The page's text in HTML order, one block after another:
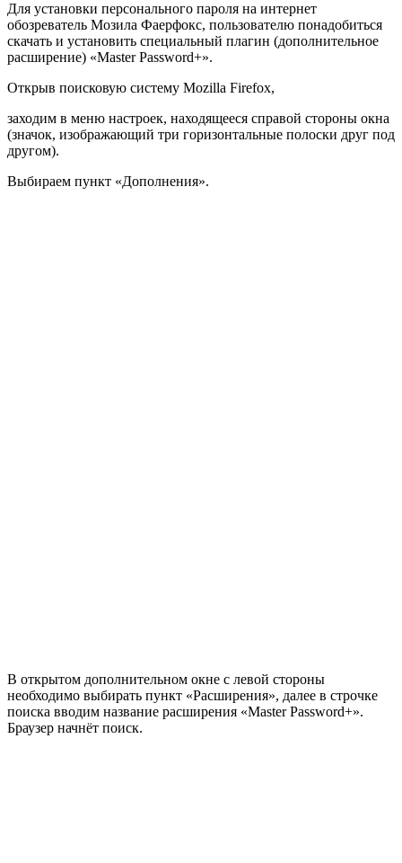
Для установки персонального пароля на интернет
обозреватель Мозила Фаерфокс, пользователю понадобиться
скачать и установить специальный плагин (дополнительное
расширение) «Master Password+».
Открыв поисковую систему Mozilla Firefox,
заходим в меню настроек, находящееся справой стороны окна
(значок, изображающий три горизонтальные полоски друг под
другом).
Выбираем пункт «Дополнения».
В открытом дополнительном окне с левой стороны
необходимо выбирать пункт «Расширения», далее в строчке
поиска вводим название расширения «Master Password+».
Браузер начнёт поиск.